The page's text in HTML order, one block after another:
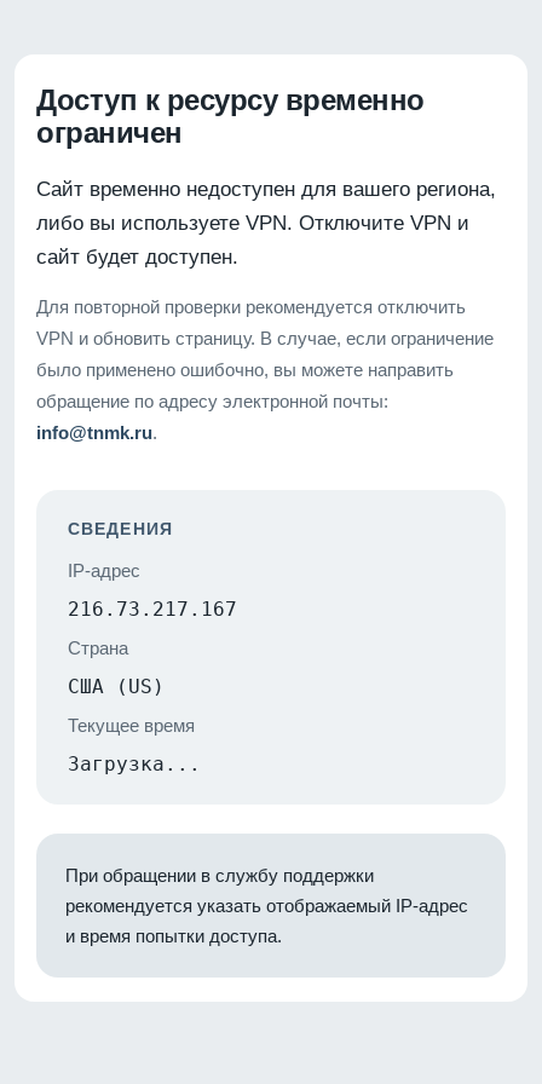
Доступ к ресурсу временно
ограничен
Сайт временно недоступен для вашего региона,
либо вы используете VPN. Отключите VPN и
сайт будет доступен.
Для повторной проверки рекомендуется отключить
VPN и обновить страницу. В случае, если ограничение
было применено ошибочно, вы можете направить
обращение по адресу электронной почты:
info@tnmk.ru.
СВЕДЕНИЯ
IP-адрес
216.73.217.167
Страна
США (US)
Текущее время
Загрузка...
При обращении в службу поддержки
рекомендуется указать отображаемый IP-адрес
и время попытки доступа.